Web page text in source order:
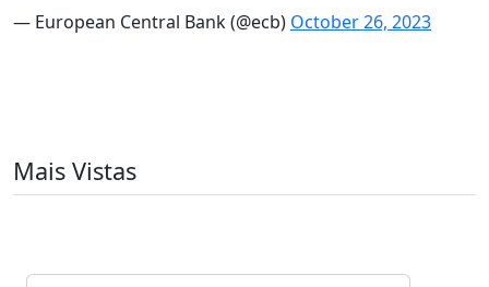
— European Central Bank (@ecb) October 26, 2023
Mais Vistas